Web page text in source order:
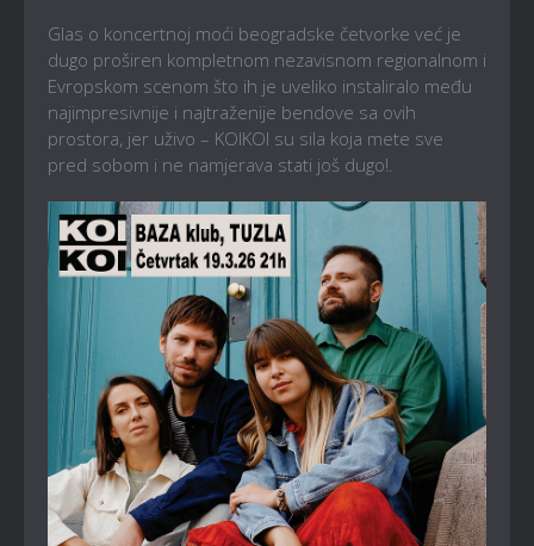
Glas o koncertnoj moći beogradske četvorke već je
dugo proširen kompletnom nezavisnom regionalnom i
Evropskom scenom što ih je uveliko instaliralo među
najimpresivnije i najtraženije bendove sa ovih
prostora, jer uživo – KOIKOI su sila koja mete sve
pred sobom i ne namjerava stati još dugo!.